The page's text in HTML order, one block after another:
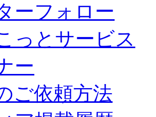
ーフォロー
っとサービス
ー
ご依頼方法